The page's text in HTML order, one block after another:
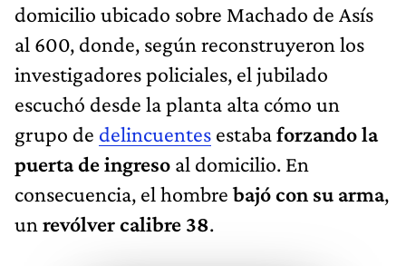
domicilio ubicado sobre Machado de Asís
al 600, donde, según reconstruyeron los
investigadores policiales, el jubilado
escuchó desde la planta alta cómo un
grupo de delincuentes estabaforzando la
puerta de ingreso al domicilio. En
consecuencia, el hombre bajó con su arma,
un revólver calibre 38.